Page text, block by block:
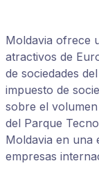
Moldavia ofrece
atractivos de
de sociedades
impuesto de
sobre el
del Parque
Moldavia en una
empresas